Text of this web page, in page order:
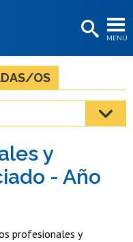
MENÚ
os
OS
y
- Año
profesionales y